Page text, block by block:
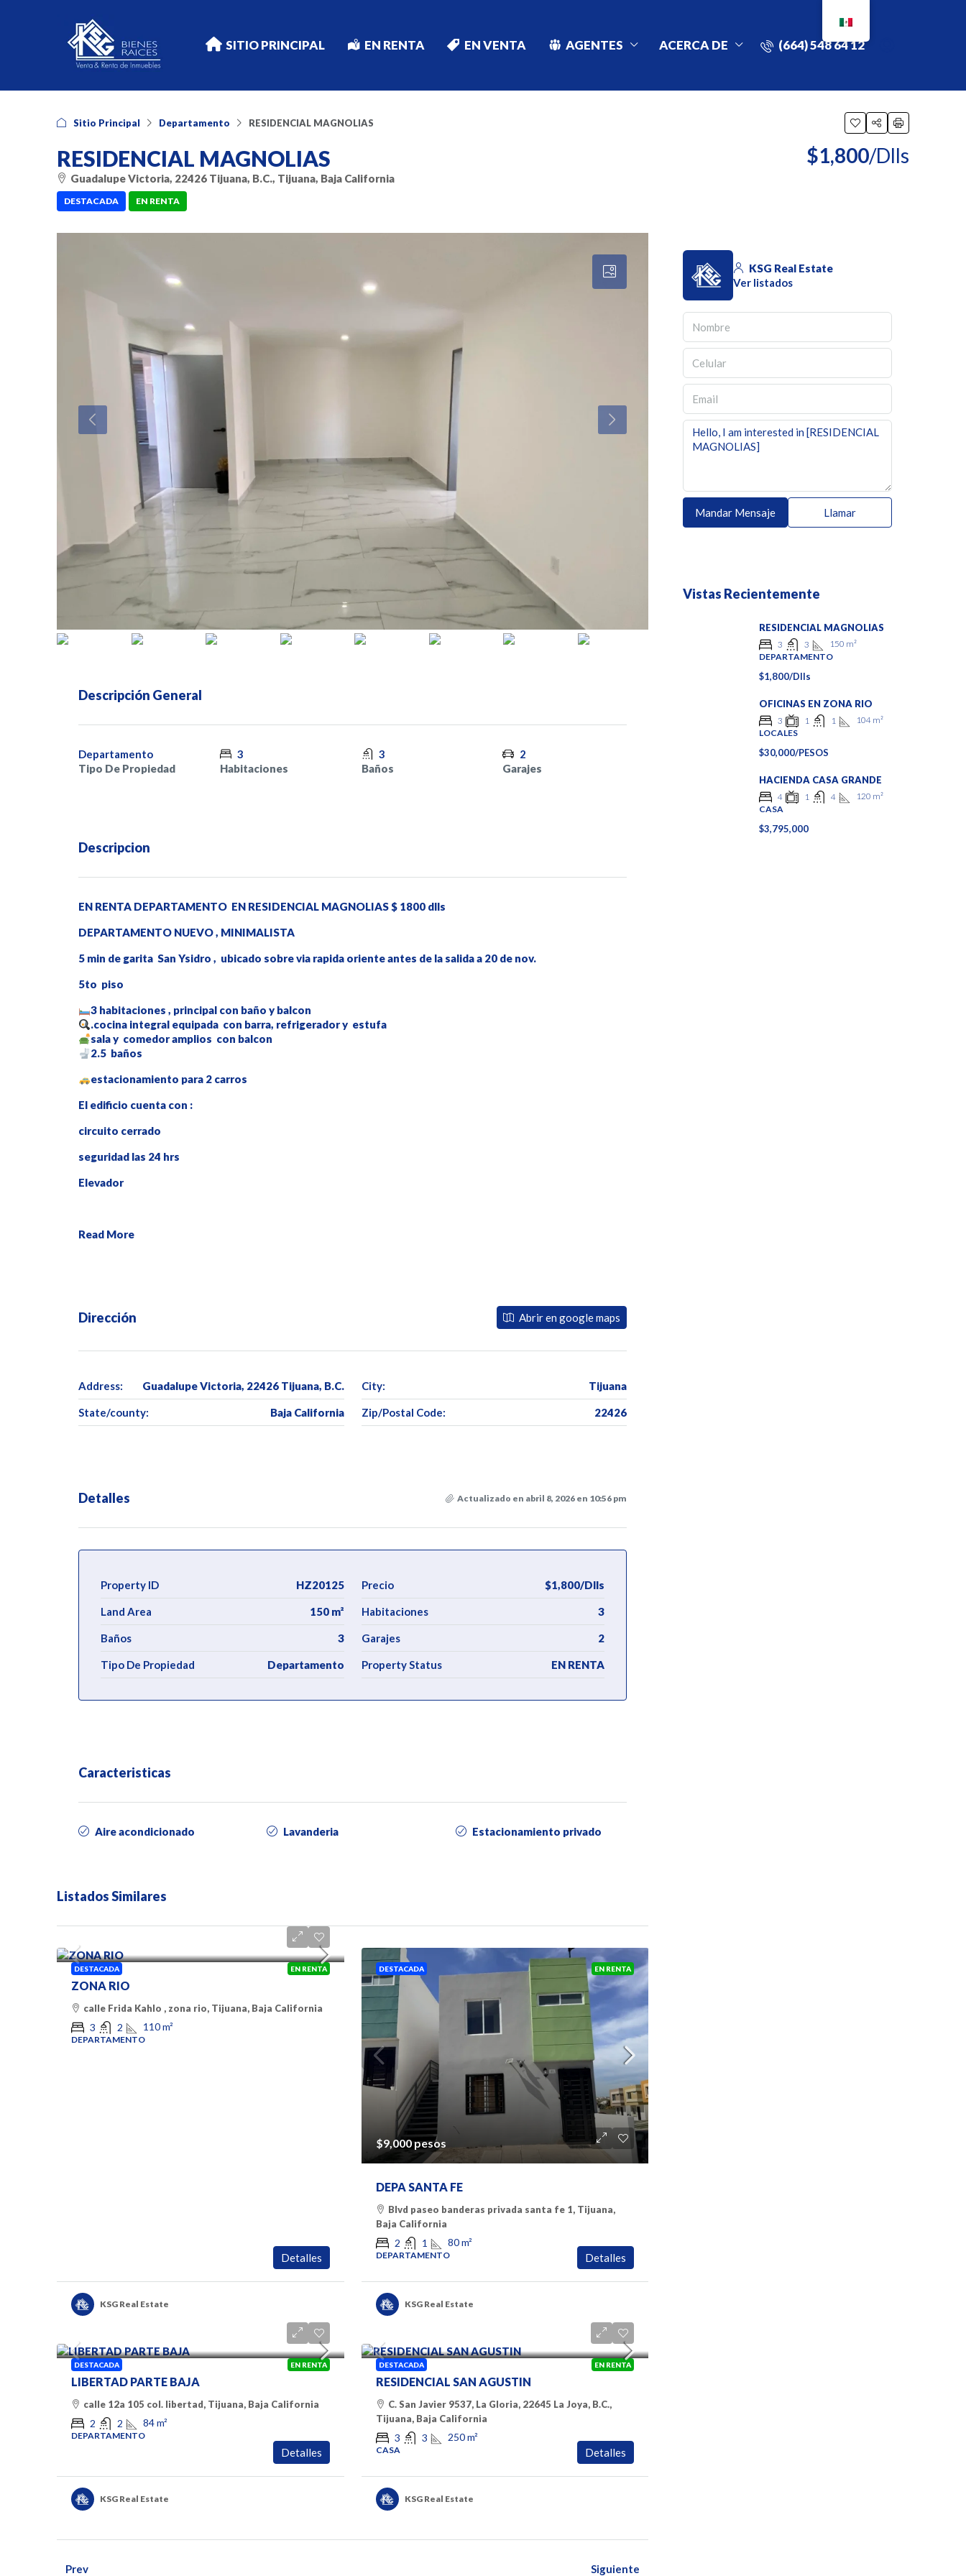
SITIO PRINCIPAL EN RENTA EN VENTA AGENTES ACERCA DE (664) 548 64 12
Sitio Principal Departamento RESIDENCIAL MAGNOLIAS
RESIDENCIAL MAGNOLIAS
Guadalupe Victoria, 22426 Tijuana, B.C., Tijuana, Baja California
DESTACADA EN RENTA
$1,800/Dlls
Descripción General
Departamento
Tipo De Propiedad
3
Habitaciones
3
Baños
2
Garajes
Descripcion
EN RENTA DEPARTAMENTO EN RESIDENCIAL MAGNOLIAS $ 1800 dlls
DEPARTAMENTO NUEVO , MINIMALISTA
5 min de garita San Ysidro , ubicado sobre via rapida oriente antes de la salida a 20 de nov.
5to piso
3 habitaciones , principal con baño y balcon
.cocina integral equipada con barra, refrigerador y estufa
sala y comedor amplios con balcon
2.5 baños
estacionamiento para 2 carros
El edificio cuenta con :
circuito cerrado
seguridad las 24 hrs
Elevador
Read More
Dirección Abrir en google maps
Address: Guadalupe Victoria, 22426 Tijuana, B.C. City: Tijuana
State/county: Baja California Zip/Postal Code: 22426
Detalles Actualizado en abril 8, 2026 en 10:56 pm
Property ID HZ20125 Precio $1,800/Dlls
Land Area 150 m² Habitaciones 3
Baños 3 Garajes 2
Tipo De Propiedad Departamento Property Status EN RENTA
Caracteristicas
Aire acondicionado Lavanderia Estacionamiento privado
Listados Similares
DESTACADA EN RENTA
ZONA RIO
calle Frida Kahlo , zona rio, Tijuana, Baja California
3 2 110m²
DEPARTAMENTO
Detalles
KSG Real Estate
DESTACADA EN RENTA
$9,000 pesos
DEPA SANTA FE
Blvd paseo banderas privada santa fe 1, Tijuana,
Baja California
2 1 80m²
DEPARTAMENTO Detalles
KSG Real Estate
DESTACADA EN RENTA
LIBERTAD PARTE BAJA
calle 12a 105 col. libertad, Tijuana, Baja California
2 2 84m²
DEPARTAMENTO
Detalles
KSG Real Estate
DESTACADA EN RENTA
RESIDENCIAL SAN AGUSTIN
C. San Javier 9537, La Gloria, 22645 La Joya, B.C.,
Tijuana, Baja California
3 3 250m²
CASA Detalles
KSG Real Estate
Prev Siguiente
KSG Real Estate
Ver listados
Mandar Mensaje Llamar
Vistas Recientemente
RESIDENCIAL MAGNOLIAS
3 3 150 m²
DEPARTAMENTO
$1,800/Dlls
OFICINAS EN ZONA RIO
3 1 1 104 m²
LOCALES
$30,000/PESOS
HACIENDA CASA GRANDE
4 1 4 120 m²
CASA
$3,795,000